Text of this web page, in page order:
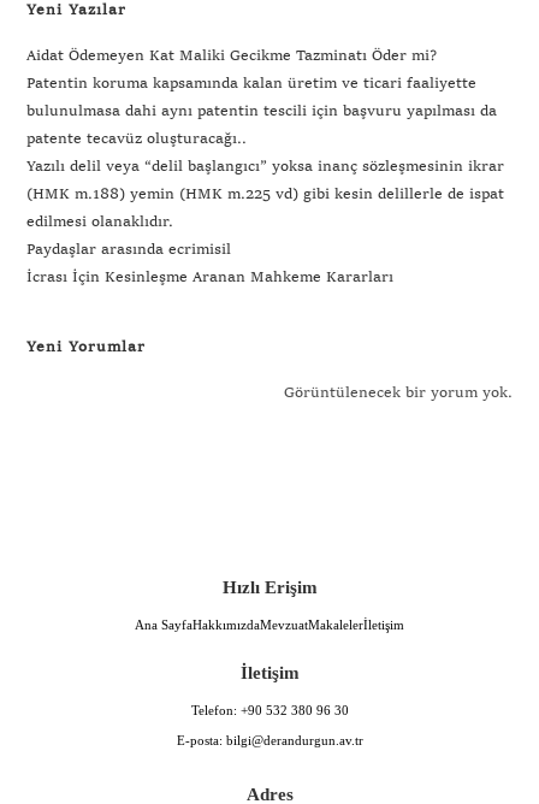
Yeni Yazılar
Aidat Ödemeyen Kat Maliki Gecikme Tazminatı Öder mi?
Patentin koruma kapsamında kalan üretim ve ticari faaliyette
bulunulmasa dahi aynı patentin tescili için başvuru yapılması da
patente tecavüz oluşturacağı..
Yazılı delil veya “delil başlangıcı” yoksa inanç sözleşmesinin ikrar
(HMK m.188) yemin (HMK m.225 vd) gibi kesin delillerle de ispat
edilmesi olanaklıdır.
Paydaşlar arasında ecrimisil
İcrası İçin Kesinleşme Aranan Mahkeme Kararları
Yeni Yorumlar
Görüntülenecek bir yorum yok.
Hızlı Erişim
Ana SayfaHakkımızdaMevzuatMakalelerİletişim
İletişim
Telefon: +90 532 380 96 30
E-posta: bilgi@derandurgun.av.tr
Adres